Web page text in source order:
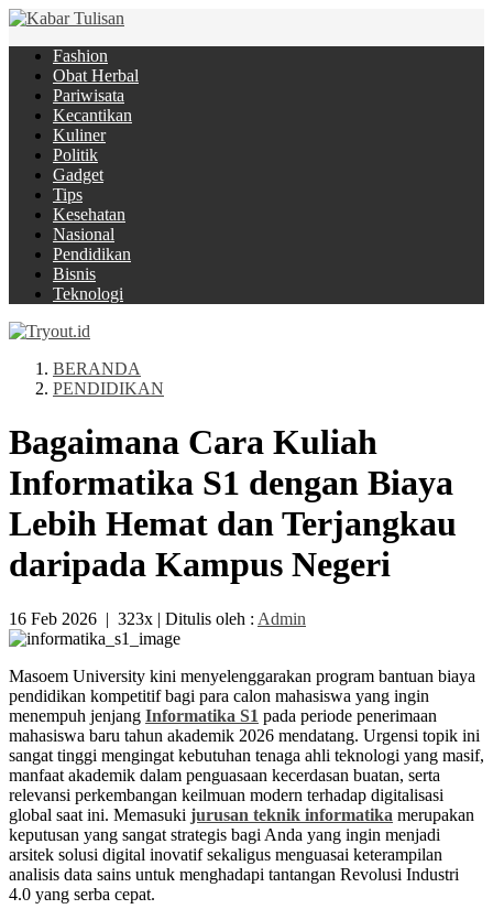
Fashion
Obat Herbal
Pariwisata
Kecantikan
Kuliner
Politik
Gadget
Tips
Kesehatan
Nasional
Pendidikan
Bisnis
Teknologi
BERANDA
PENDIDIKAN
Bagaimana Cara Kuliah
Informatika S1 dengan Biaya
Lebih Hemat dan Terjangkau
daripada Kampus Negeri
16 Feb 2026 | 323x | Ditulis oleh : Admin
Masoem University kini menyelenggarakan program bantuan biaya
pendidikan kompetitif bagi para calon mahasiswa yang ingin
menempuh jenjang Informatika S1 pada periode penerimaan
mahasiswa baru tahun akademik 2026 mendatang. Urgensi topik ini
sangat tinggi mengingat kebutuhan tenaga ahli teknologi yang masif,
manfaat akademik dalam penguasaan kecerdasan buatan, serta
relevansi perkembangan keilmuan modern terhadap digitalisasi
global saat ini. Memasuki jurusan teknik informatika merupakan
keputusan yang sangat strategis bagi Anda yang ingin menjadi
arsitek solusi digital inovatif sekaligus menguasai keterampilan
analisis data sains untuk menghadapi tantangan Revolusi Industri
4.0 yang serba cepat.